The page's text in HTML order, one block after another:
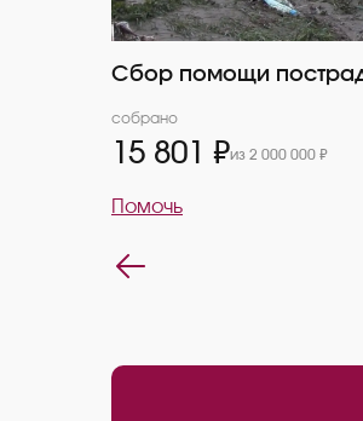
Сбор помощи
собрано
15 801 ₽из 2 000 000 ₽
Помочь